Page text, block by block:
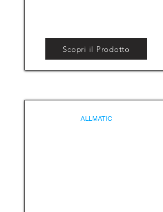
Scopri il Prodotto
ALLMATIC